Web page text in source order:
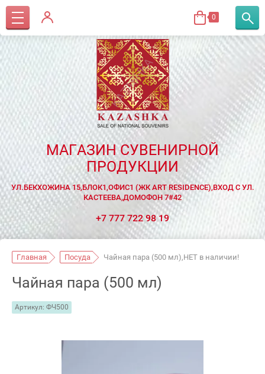
0
МАГАЗИН СУВЕНИРНОЙ
ПРОДУКЦИИ
УЛ.БЕКХОЖИНА 15,БЛОК1,ОФИС1 (ЖК ART RESIDENCE),ВХОД С УЛ.
КАСТЕЕВА,ДОМОФОН 7#42
+7 777 722 98 19
Главная Посуда Чайная пара (500 мл),НЕТ в наличии!
Чайная пара (500 мл)
Артикул: ФЧ500